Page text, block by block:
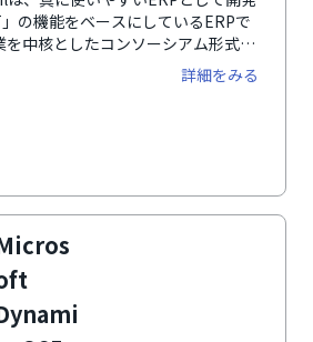
の機能をベースにしているERPで
を中核としたコンソーシアム形式
を活かして日本企業の業務・商習慣
務システムは単一の共通マスタで連
流・販売などにおいて一元管理可
、プロジェクト原価管理、経費、資
す。また、承認ワークフロー機能を
業務処理の効率化とペーパーレス
ードアップに貢献します。さらに、
報開示が可能で、経営情報が可視化
す。
詳細をみる